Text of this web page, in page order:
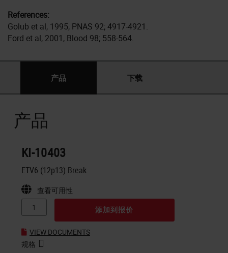
References:
Golub et al, 1995, PNAS 92; 4917-4921.
Ford et al, 2001, Blood 98; 558-564.
产品 下载
产品
KI-10403
ETV6 (12p13) Break
查看可用性
添加到报价
VIEW DOCUMENTS
规格